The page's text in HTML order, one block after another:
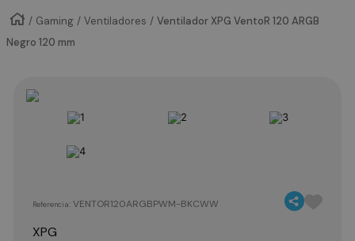
Gaming Ventiladores
Ventilador XPG VentoR 120 ARGB
Negro 120 mm
Referencia:VENTOR120ARGBPWM-BKCWW
XPG